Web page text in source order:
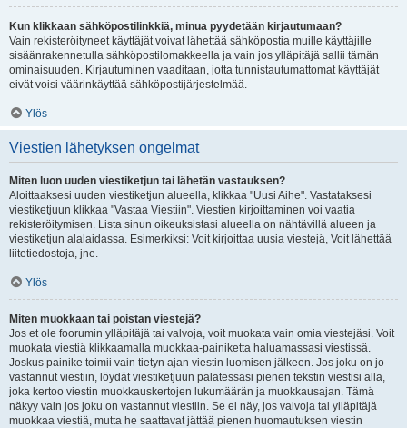
Kun klikkaan sähköpostilinkkiä, minua pyydetään kirjautumaan?
Vain rekisteröityneet käyttäjät voivat lähettää sähköpostia muille käyttäjille
sisäänrakennetulla sähköpostilomakkeella ja vain jos ylläpitäjä sallii tämän
ominaisuuden. Kirjautuminen vaaditaan, jotta tunnistautumattomat käyttäjät
eivät voisi väärinkäyttää sähköpostijärjestelmää.
Ylös
Viestien lähetyksen ongelmat
Miten luon uuden viestiketjun tai lähetän vastauksen?
Aloittaaksesi uuden viestiketjun alueella, klikkaa "Uusi Aihe". Vastataksesi
viestiketjuun klikkaa "Vastaa Viestiin". Viestien kirjoittaminen voi vaatia
rekisteröitymisen. Lista sinun oikeuksistasi alueella on nähtävillä alueen ja
viestiketjun alalaidassa. Esimerkiksi: Voit kirjoittaa uusia viestejä, Voit lähettää
liitetiedostoja, jne.
Ylös
Miten muokkaan tai poistan viestejä?
Jos et ole foorumin ylläpitäjä tai valvoja, voit muokata vain omia viestejäsi. Voit
muokata viestiä klikkaamalla muokkaa-painiketta haluamassasi viestissä.
Joskus painike toimii vain tietyn ajan viestin luomisen jälkeen. Jos joku on jo
vastannut viestiin, löydät viestiketjuun palatessasi pienen tekstin viestisi alla,
joka kertoo viestin muokkauskertojen lukumäärän ja muokkausajan. Tämä
näkyy vain jos joku on vastannut viestiin. Se ei näy, jos valvoja tai ylläpitäjä
muokkaa viestiä, mutta he saattavat jättää pienen huomautuksen viestin